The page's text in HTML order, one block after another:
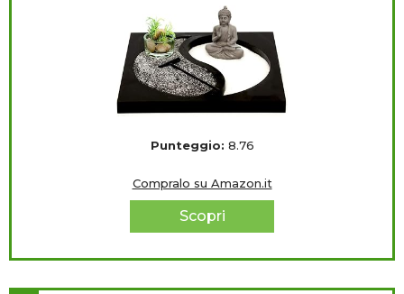
Punteggio: 8.76
Compralo su Amazon.it
Scopri